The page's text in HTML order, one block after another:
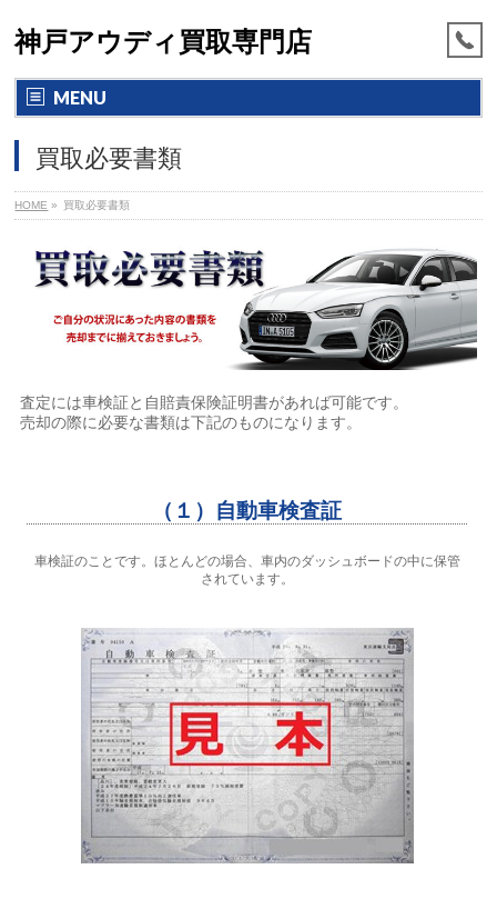
神戸アウディ買取専門店
MENU
買取必要書類
HOME » 買取必要書類
査定には車検証と自賠責保険証明書があれば可能です。
売却の際に必要な書類は下記のものになります。
（１）自動車検査証
車検証のことです。ほとんどの場合、車内のダッシュボードの中に保管
されています。